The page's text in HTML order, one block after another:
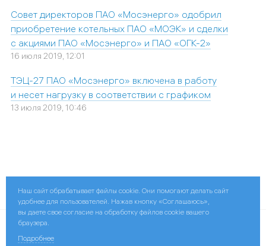
Совет директоров ПАО «Мосэнерго» одобрил
приобретение котельных ПАО «МОЭК» и сделки
с акциями ПАО «Мосэнерго» и ПАО «ОГК-2»
16 июля 2019, 12:01
ТЭЦ-27 ПАО «Мосэнерго» включена в работу
и несет нагрузку в соответствии с графиком
13 июля 2019, 10:46
Поделиться:
© 2026 ПАО «Мосэнерго»
Наш сайт обрабатывает файлы cookie. Они помогают делать сайт
удобнее для пользователей. Нажав кнопку «Соглашаюсь»,
вы даете свое согласие на обработку файлов cookie вашего
браузера.
Подробнее